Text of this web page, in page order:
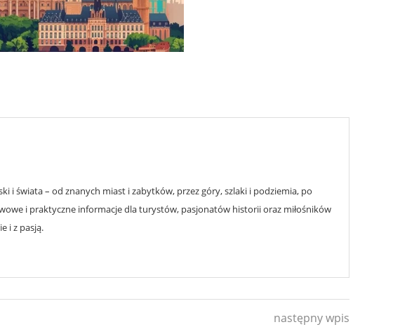
świata – od znanych miast i zabytków, przez góry, szlaki i podziemia, po
i praktyczne informacje dla turystów, pasjonatów historii oraz miłośników
i z pasją.
następny wpis